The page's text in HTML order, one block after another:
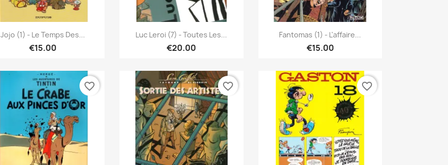
 Quick view
Jojo (1) - Le Temps Des...
€15.00
 Quick view
Luc Leroi (7) - Toutes Les...
€20.00
Quick view
Fantomas (1) - L'affaire...
€15.00
favorite_border favorite_border favorite_border